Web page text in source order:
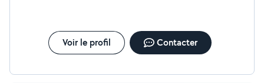
Voir le profil Contacter